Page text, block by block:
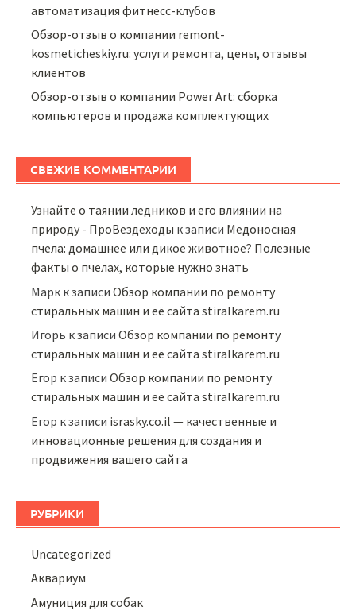
автоматизация фитнесс-клубов
Обзор-отзыв о компании remont-
kosmeticheskiy.ru: услуги ремонта, цены, отзывы
клиентов
Обзор-отзыв о компании Power Art: сборка
компьютеров и продажа комплектующих
СВЕЖИЕ КОММЕНТАРИИ
Узнайте о таянии ледников и его влиянии на
природу - ПроВездеходы к записи Медоносная
пчела: домашнее или дикое животное? Полезные
факты о пчелах, которые нужно знать
Марк к записиОбзор компании по ремонту
стиральных машин и её сайта stiralkarem.ru
Игорь к записиОбзор компании по ремонту
стиральных машин и её сайта stiralkarem.ru
Егор к записиОбзор компании по ремонту
стиральных машин и её сайта stiralkarem.ru
Егор к записи israsky.co.il — качественные и
инновационные решения для создания и
продвижения вашего сайта
РУБРИКИ
Uncategorized
Аквариум
Амуниция для собак